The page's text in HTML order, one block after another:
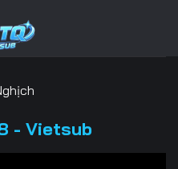
- Vietsub